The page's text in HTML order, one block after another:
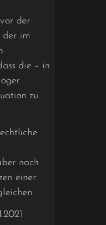
der
der im
die – in
zu
nach
einer